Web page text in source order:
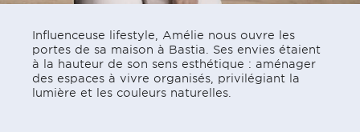
Influenceuse lifestyle, Amélie nous ouvre les
portes de sa maison à Bastia. Ses envies étaient
à la hauteur de son sens esthétique : aménager
des espaces à vivre organisés, privilégiant la
lumière et les couleurs naturelles.